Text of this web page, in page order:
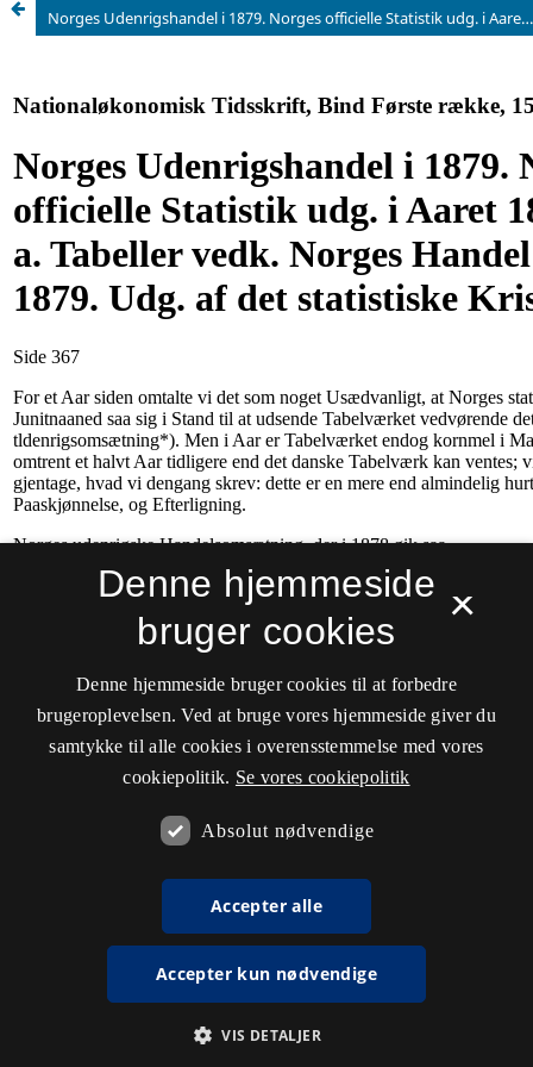
Norges Udenrigshandel i 1879. Norges officielle Statistik udg. i Aaret 1880. C. Nr. 3 a. Tabeller vedk. Norges Handel i Aaret 1879. Udg. af det statistiske Kristiania.
×
Denne hjemmeside
bruger cookies
Denne hjemmeside bruger cookies til at forbedre
brugeroplevelsen. Ved at bruge vores hjemmeside giver du
samtykke til alle cookies i overensstemmelse med vores
cookiepolitik. Se vores cookiepolitik
Absolut nødvendige
Accepter alle
Accepter kun nødvendige
VIS DETALJER